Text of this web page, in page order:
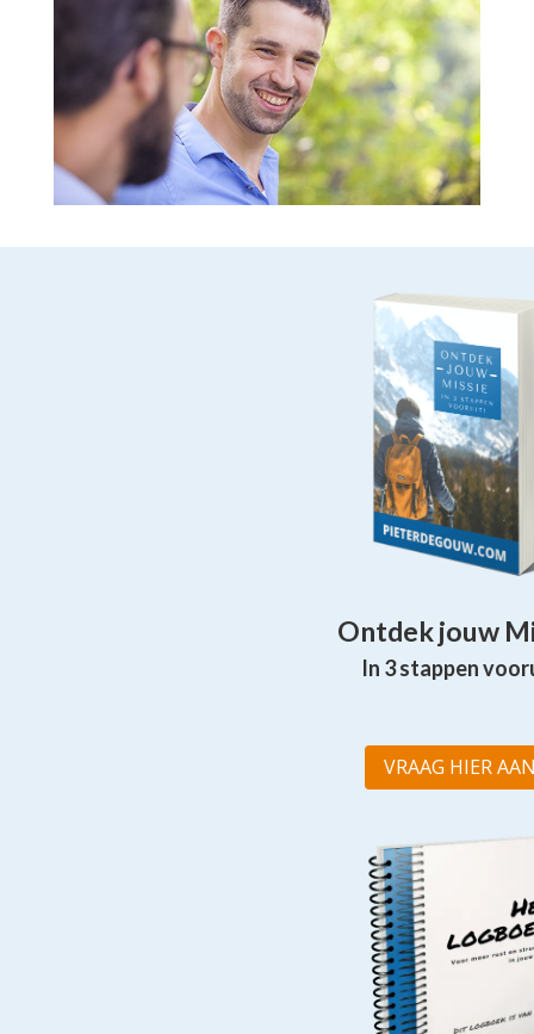
Ontdek jouw
In 3 stappen
VRAAG HIER